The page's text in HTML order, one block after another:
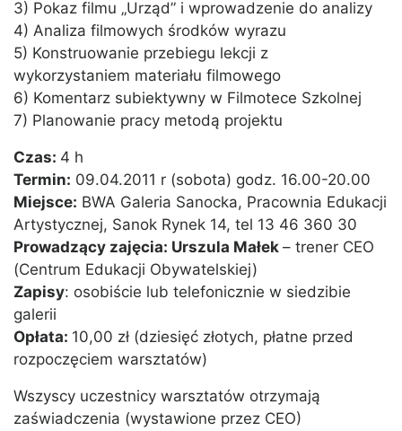
3) Pokaz filmu „Urząd” i wprowadzenie do analizy
4) Analiza filmowych środków wyrazu
5) Konstruowanie przebiegu lekcji z
wykorzystaniem materiału filmowego
6) Komentarz subiektywny w Filmotece Szkolnej
7) Planowanie pracy metodą projektu
Czas: 4 h
Termin: 09.04.2011 r (sobota) godz. 16.00-20.00
Miejsce: BWA Galeria Sanocka, Pracownia Edukacji
Artystycznej, Sanok Rynek 14, tel 13 46 360 30
Prowadzący zajęcia: Urszula Małek – trener CEO
(Centrum Edukacji Obywatelskiej)
Zapisy: osobiście lub telefonicznie w siedzibie
galerii
Opłata: 10,00 zł (dziesięć złotych, płatne przed
rozpoczęciem warsztatów)
Wszyscy uczestnicy warsztatów otrzymają
zaświadczenia (wystawione przez CEO)